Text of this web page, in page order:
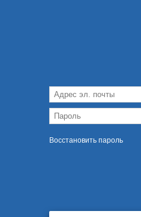
Восстановить пароль